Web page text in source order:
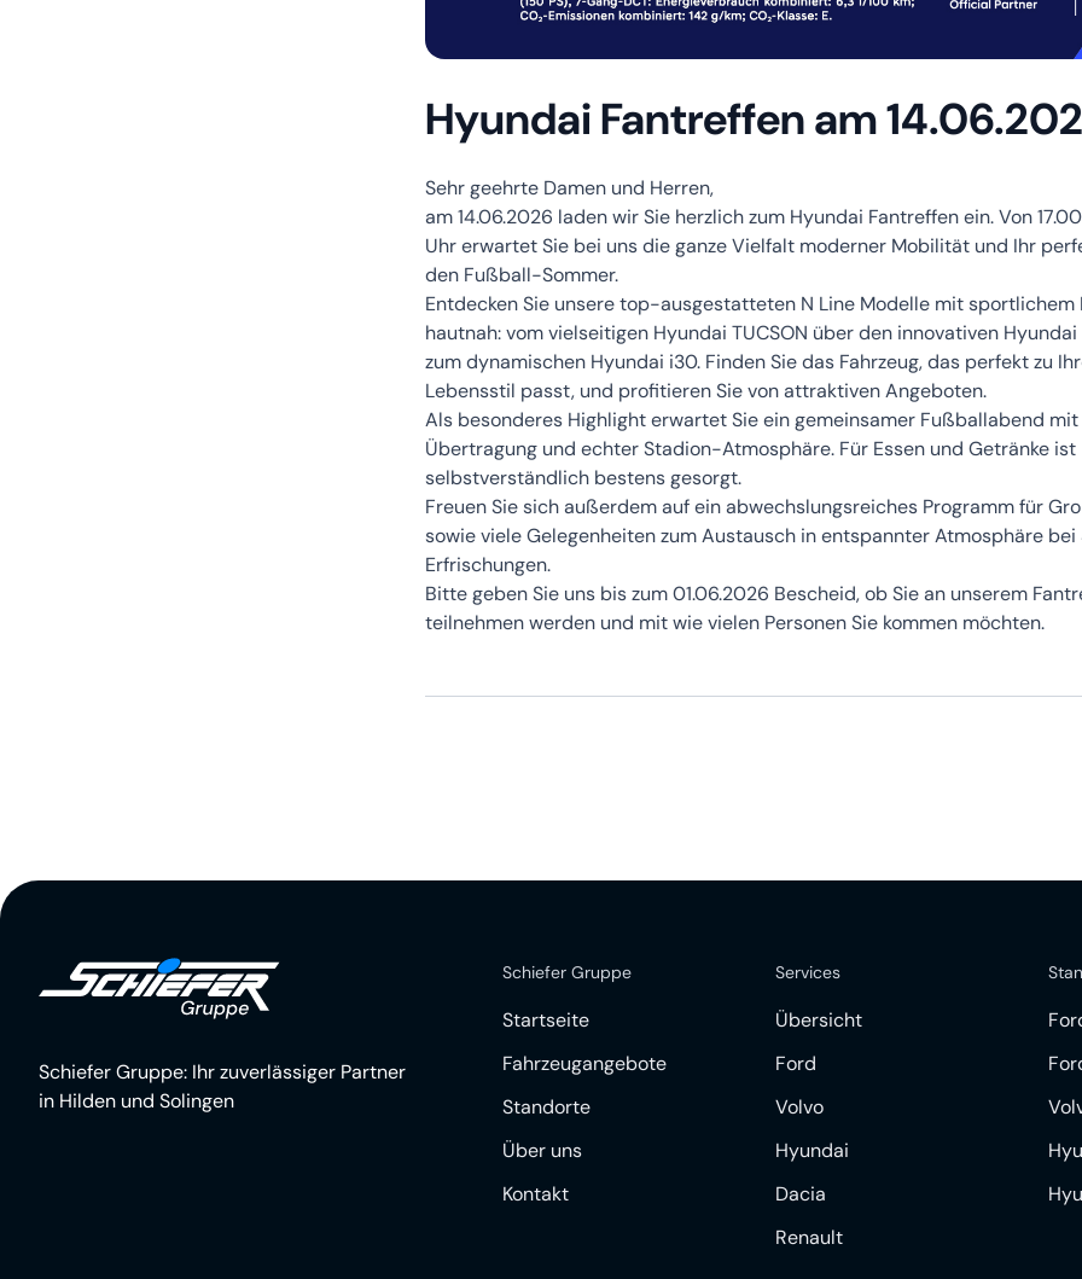
Hyundai Fantreffen am
Sehr geehrte Damen und Herren,
am 14.06.2026 laden wir Sie herzlich zum Hyundai Fantreffen ein. Von
Uhr erwartet Sie bei uns die ganze Vielfalt moderner Mobilität und Ihr
den Fußball-Sommer.
Entdecken Sie unsere top-ausgestatteten N Line Modelle mit sportlichem
hautnah: vom vielseitigen Hyundai TUCSON über den innovativen Hyundai
zum dynamischen Hyundai i30. Finden Sie das Fahrzeug, das perfekt zu
Lebensstil passt, und profitieren Sie von attraktiven Angeboten.
Als besonderes Highlight erwartet Sie ein gemeinsamer Fußballabend
Übertragung und echter Stadion-Atmosphäre. Für Essen und Getränke ist
selbstverständlich bestens gesorgt.
Freuen Sie sich außerdem auf ein abwechslungsreiches Programm für
sowie viele Gelegenheiten zum Austausch in entspannter Atmosphäre bei
Erfrischungen.
Bitte geben Sie uns bis zum 01.06.2026 Bescheid, ob Sie an unserem
teilnehmen werden und mit wie vielen Personen Sie kommen möchten.
Schiefer Gruppe: Ihr zuverlässiger Partner
in Hilden und Solingen
Schiefer Gruppe
Startseite
Fahrzeugangebote
Standorte
Über uns
Kontakt
Services
Übersicht
Ford
Volvo
Hyundai
Dacia
Renault